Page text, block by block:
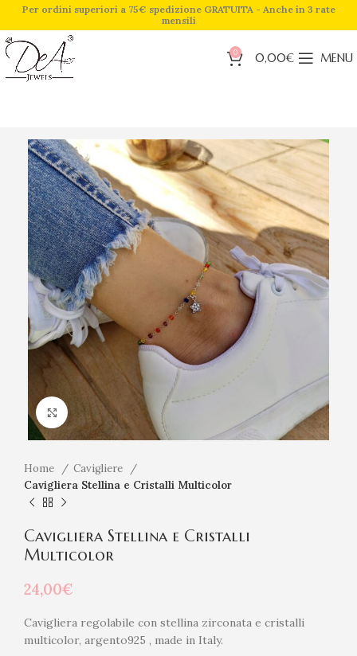
Per ordini superiori a 75€ spedizione GRATUITA - Anche in 3 rate
mensili
0 0,00€ MENU
Click to enlarge
Home
Cavigliere
Cavigliera Stellina e Cristalli Multicolor
Cavigliera Stellina e Cristalli
Multicolor
24,00€
Cavigliera regolabile con stellina zirconata e cristalli
multicolor, argento925 , made in Italy.